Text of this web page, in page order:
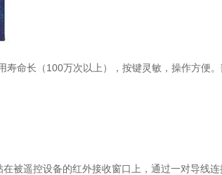
寿命长（ 100万次以上），按键灵敏，操作方便
被遥控设备的红外接收窗口上，通过一对导线